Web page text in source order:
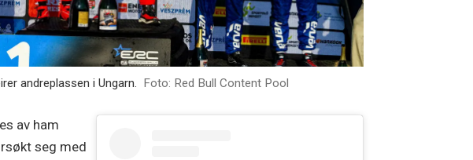
andreplassen i Ungarn. Foto: Red Bull Content Pool
av ham
seg med